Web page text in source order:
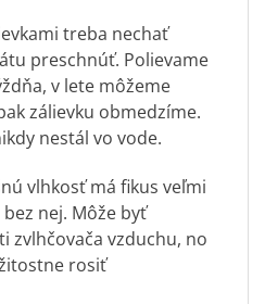
treba nechať
preschnúť. Polievame
v lete môžeme
zálievku obmedzíme.
nestál vo vode.
vlhkosť má fikus veľmi
nej. Môže byť
zvlhčovača vzduchu, no
rosiť